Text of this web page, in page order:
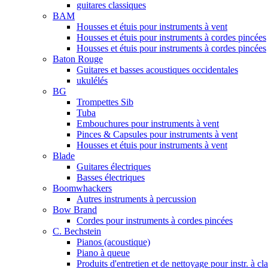
guitares classiques
BAM
Housses et étuis pour instruments à vent
Housses et étuis pour instruments à cordes pincées
Housses et étuis pour instruments à cordes pincées
Baton Rouge
Guitares et basses acoustiques occidentales
ukulélés
BG
Trompettes Sib
Tuba
Embouchures pour instruments à vent
Pinces & Capsules pour instruments à vent
Housses et étuis pour instruments à vent
Blade
Guitares électriques
Basses électriques
Boomwhackers
Autres instruments à percussion
Bow Brand
Cordes pour instruments à cordes pincées
C. Bechstein
Pianos (acoustique)
Piano à queue
Produits d'entretien et de nettoyage pour instr. à